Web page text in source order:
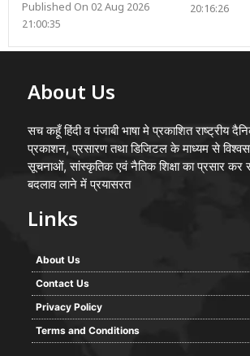
Published On 02 Aug 2026
21:00:35
20:16:26
About Us
सच कहूँ हिंदी व पंजाबी भाषा मे प्रकाशित राष्ट्रीय
प्रकाशन, प्रसारण तथा डिजिटल के माध्यम से
सूचनाओं, सांस्कृतिक एवं नैतिक शिक्षा का प्रसार कर
बदलाव लाने में प्रयासरत
Links
About Us
Contact Us
Privacy Policy
Terms and Conditions